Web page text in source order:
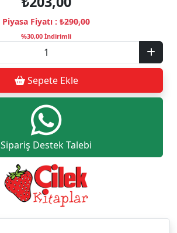
Piyasa Fiyatı : ₺290,00
%30,00 İndirimli
Sepete Ekle
Sipariş Destek Talebi